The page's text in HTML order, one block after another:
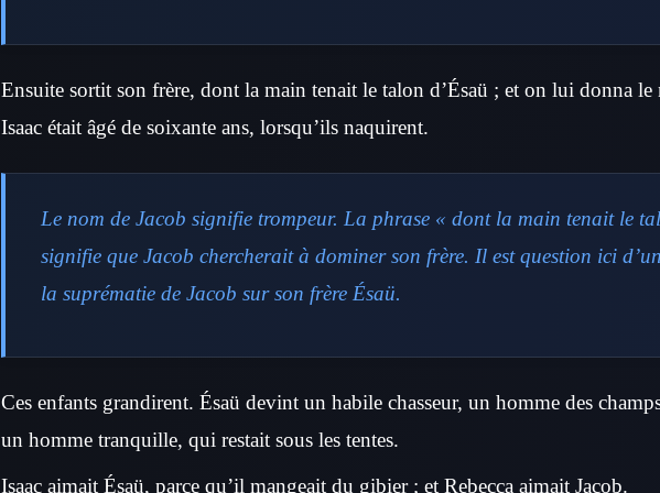
Ensuite sortit son frère, dont la main tenait le talon d’Ésaü ; et on lui donna le
Isaac était âgé de soixante ans, lorsqu’ils naquirent.
Le nom de Jacob signifie trompeur. La phrase « dont la main tenait le
signifie que Jacob chercherait à dominer son frère. Il est question ici
la suprématie de Jacob sur son frère Ésaü.
Ces enfants grandirent. Ésaü devint un habile chasseur, un homme des
un homme tranquille, qui restait sous les tentes.
Isaac aimait Ésaü, parce qu’il mangeait du gibier ; et Rebecca aimait Jacob.